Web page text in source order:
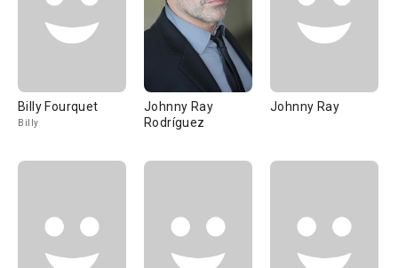
Billy Fourquet
Billy
Johnny Ray
Rodríguez
Johnny Ray